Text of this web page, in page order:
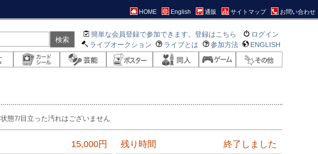
HOME English 通販 サイトマップ お問い合わせ
簡単な会員登録で参加できます。登録はこちら
ログイン
ライブオークション
ライブとは 参加方法 ENGLISH
状態7/目立った汚れはございません
15,000円 残り時間 終了しました